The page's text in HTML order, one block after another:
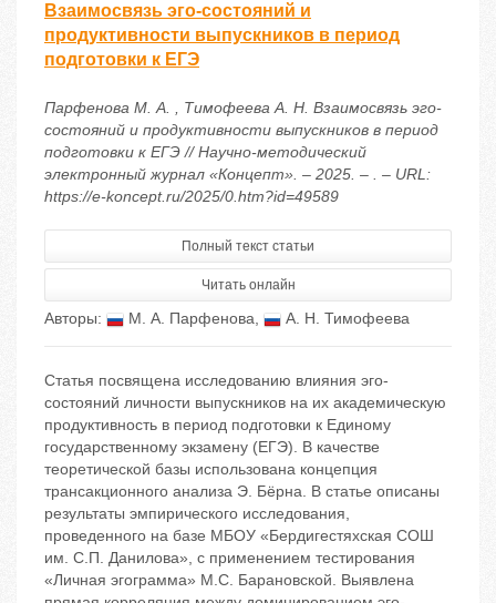
Взаимосвязь эго-состояний и
продуктивности выпускников в период
подготовки к ЕГЭ
Парфенова М. А. , Тимофеева А. Н. Взаимосвязь эго-
состояний и продуктивности выпускников в период
подготовки к ЕГЭ // Научно-методический
электронный журнал «Концепт». – 2025. – . – URL:
https://e-koncept.ru/2025/0.htm?id=49589
Полный текст статьи
Читать онлайн
Авторы: М. А. Парфенова, А. Н. Тимофеева
Статья посвящена исследованию влияния эго-
состояний личности выпускников на их академическую
продуктивность в период подготовки к Единому
государственному экзамену (ЕГЭ). В качестве
теоретической базы использована концепция
трансакционного анализа Э. Бёрна. В статье описаны
результаты эмпирического исследования,
проведенного на базе МБОУ «Бердигестяхская СОШ
им. С.П. Данилова», с применением тестирования
«Личная эгограмма» М.С. Барановской. Выявлена